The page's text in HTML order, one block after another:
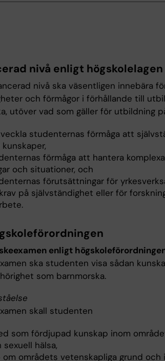
nivå enligt högskolelagen
nivå ska väsentligen innebära
och förmågor i förhållande till
utöver vad som gäller för utbildning
studenternas förmåga att
förmåga att hantera
och situationer, och
förutsättningar för
på självständighet eller för
enligt
ska studenten visa sådan
som barnmorska.
skall studenten
som fördjupad kunskap inom
hälsa,
om områdets vetenskapliga grund